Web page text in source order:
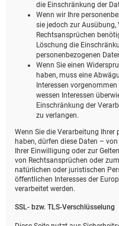
die Einschränkung der
Wenn wir Ihre
sie jedoch zur
Rechtsansprüchen
Löschung die
personenbezogenen
Wenn Sie einen
haben, muss eine
Interessen
wessen Interessen
Einschränkung der
zu verlangen.
Wenn Sie die Verarbeitung
haben, dürfen diese Daten –
Ihrer Einwilligung oder zur
von Rechtsansprüchen oder
natürlichen oder juristischen
öffentlichen Interesses der
verarbeitet werden.
SSL- bzw. TLS-Verschlüsselung